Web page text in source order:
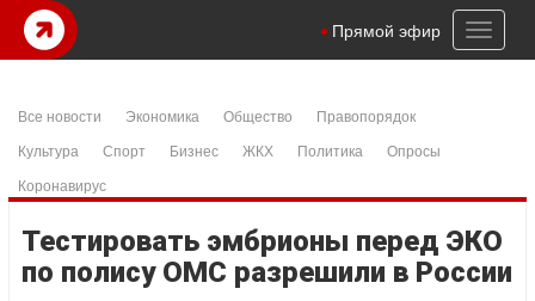
Toggle
Прямой эфир
Все новости Экономика Общество
Правопорядок
Культура
Спорт Бизнес ЖКХ Политика
Опросы
Коронавирус
Тестировать эмбрионы перед ЭКО
по полису ОМС разрешили в России